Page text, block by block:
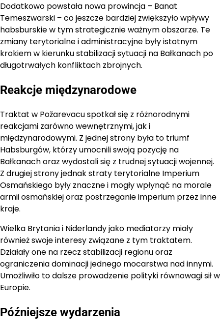
Dodatkowo powstała nowa prowincja – Banat
Temeszwarski – co jeszcze bardziej zwiększyło wpływy
habsburskie w tym strategicznie ważnym obszarze. Te
zmiany terytorialne i administracyjne były istotnym
krokiem w kierunku stabilizacji sytuacji na Bałkanach po
długotrwałych konfliktach zbrojnych.
Reakcje międzynarodowe
Traktat w Požarevacu spotkał się z różnorodnymi
reakcjami zarówno wewnętrznymi, jak i
międzynarodowymi. Z jednej strony była to triumf
Habsburgów, którzy umocnili swoją pozycję na
Bałkanach oraz wydostali się z trudnej sytuacji wojennej.
Z drugiej strony jednak straty terytorialne Imperium
Osmańskiego były znaczne i mogły wpłynąć na morale
armii osmańskiej oraz postrzeganie imperium przez inne
kraje.
Wielka Brytania i Niderlandy jako mediatorzy miały
również swoje interesy związane z tym traktatem.
Działały one na rzecz stabilizacji regionu oraz
ograniczenia dominacji jednego mocarstwa nad innymi.
Umożliwiło to dalsze prowadzenie polityki równowagi sił w
Europie.
Późniejsze wydarzenia